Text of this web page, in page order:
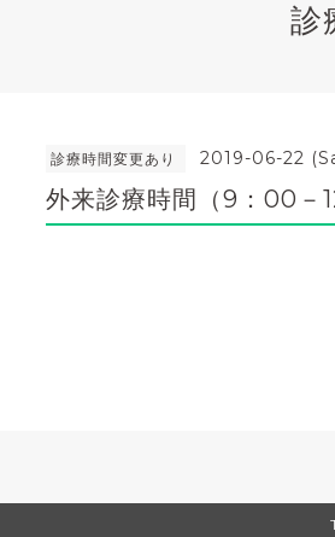
診
診療時間変更あり 2019-06-22
外来診療時間（9：00－